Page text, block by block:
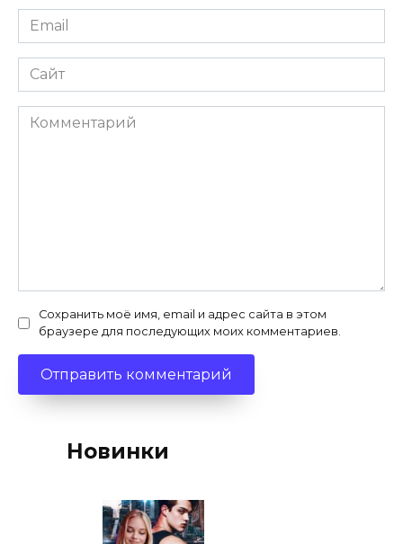
Email
*
Сайт
Комментарий
Сохранить моё имя, email и адрес сайта в этом
браузере для последующих моих комментариев.
Новинки